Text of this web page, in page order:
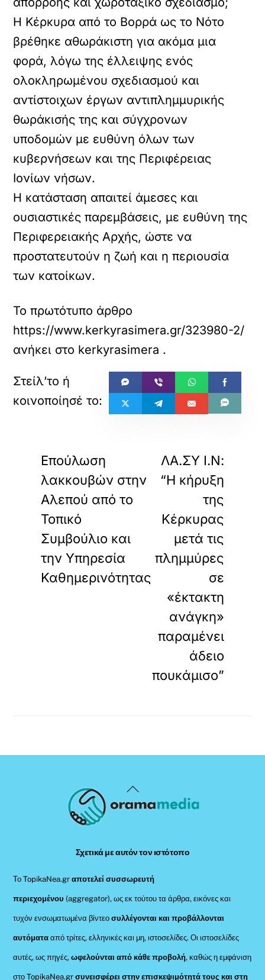
Η Κέρκυρα από το Βορρά ως το Νότο
βρέθηκε αθωράκιστη για ακόμα μια
φορά, λόγω της έλλειψης ενός
ολοκληρωμένου σχεδιασμού και
αντίστοιχων έργων αντιπλημμυρικής
θωράκισής της και σύγχρονων
υποδομών με ευθύνη όλων των
κυβερνήσεων και της Περιφέρειας
Ιονίων νήσων.
Η κατάσταση απαιτεί άμεσες και
ουσιαστικές παρεμβάσεις, με ευθύνη της
Περιφερειακής Αρχής, ώστε να
προστατευτούν η ζωή και η περιουσία
των κατοίκων.
Το πρωτότυπο άρθρο
https://www.kerkyrasimera.gr/323980-2/
ανήκει στο kerkyrasimera .
Επούλωση
λακκουβών στην
Αλεπού από το
Τοπικό
Συμβούλιο και
την Υπηρεσία
Καθημερινότητας
ΛΑ.ΣΥ Ι.Ν:
“Η κήρυξη
της
Κέρκυρας
μετά τις
πλημμύρες
σε
«έκτακτη
ανάγκη»
παραμένει
άδειο
πουκάμισο”
Back
To
Σχετικά με αυτόν τον ιστότοπο
Το TopikaNea.grαποτελεί συσσωρευτή
περιεχομένου (aggregator), ως εκ τούτου τα άρθρα, εικόνες και
τυχόν ενσωματωμένα βίντεοσυλλέγονται και προβάλλονται
αυτόματααπό τρίτες, ελληνικές και μη, ιστοσελίδες. Οι ιστοσελίδες
αυτές, ως πηγές,ωφελούνται από κάθε προβολή, καθώς η εμφάνιση
στο TopikaNea.gr συνεισφέρει στην επισκεψιμότητά τους και στη